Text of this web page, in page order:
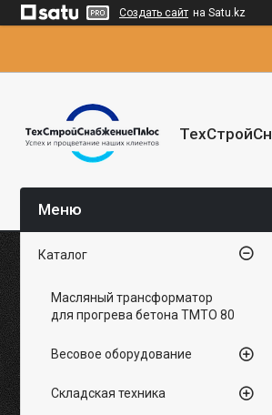
Создать сайт на Satu.kz
Каталог
Масляный трансформатор
для прогрева бетона ТМТО 80
Весовое оборудование
Складская техника